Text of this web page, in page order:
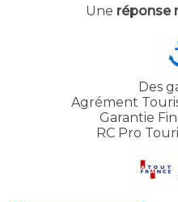
Une réponse
Des
Agrément
Garantie
RC Pro